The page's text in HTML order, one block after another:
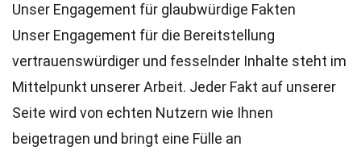
Unser Engagement für glaubwürdige Fakten
Unser Engagement für die Bereitstellung
vertrauenswürdiger und fesselnder Inhalte steht im
Mittelpunkt unserer Arbeit. Jeder Fakt auf unserer
Seite wird von echten Nutzern wie Ihnen
beigetragen und bringt eine Fülle an